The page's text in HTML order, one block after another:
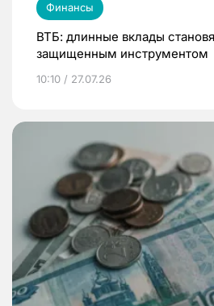
Финансы
ВТБ: длинные вклады
защищенным инструментом
10:10 / 27.07.26